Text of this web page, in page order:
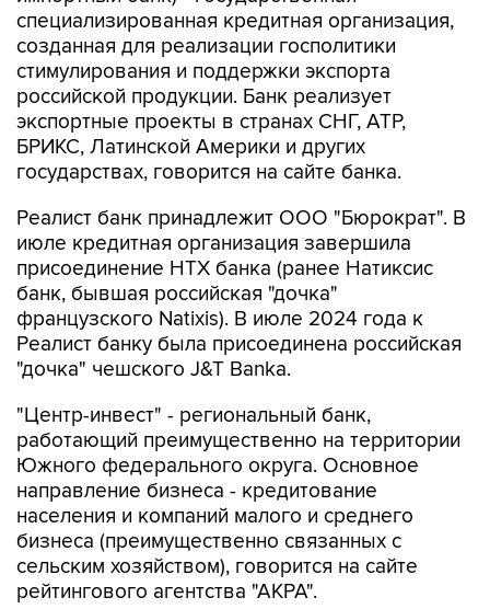
специализированная кредитная организация,
созданная для реализации госполитики
стимулирования и поддержки экспорта
российской продукции. Банк реализует
экспортные проекты в странах СНГ, АТР,
БРИКС, Латинской Америки и других
государствах, говорится на сайте банка.
Реалист банк принадлежит ООО "Бюрократ". В
июле кредитная организация завершила
присоединение НТХ банка (ранее Натиксис
банк, бывшая российская "дочка"
французского Natixis). В июле 2024 года к
Реалист банку была присоединена российская
"дочка" чешского J&T Banka.
"Центр-инвест" - региональный банк,
работающий преимущественно на территории
Южного федерального округа. Основное
направление бизнеса - кредитование
населения и компаний малого и среднего
бизнеса (преимущественно связанных с
сельским хозяйством), говорится на сайте
рейтингового агентства "АКРА".